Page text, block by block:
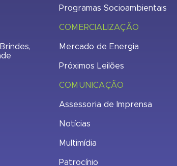
Programas Socioambientais
COMERCIALIZAÇÃO
Mercado de Energia
Próximos Leilões
COMUNICAÇÃO
Assessoria de Imprensa
Notícias
Multimídia
Patrocínio